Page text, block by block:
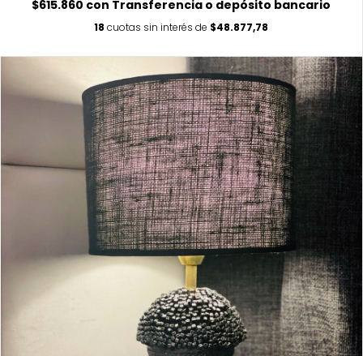
$615.860 con Transferencia o depósito bancario
18 cuotas sin interés de $48.877,78